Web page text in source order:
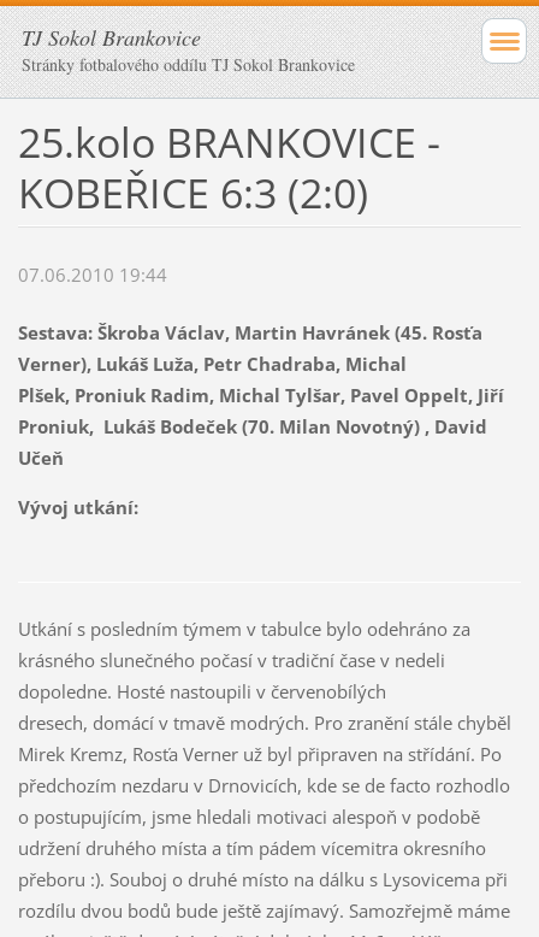
TJ Sokol Brankovice
Stránky fotbalového oddílu TJ Sokol Brankovice
25.kolo BRANKOVICE -
KOBEŘICE 6:3 (2:0)
07.06.2010 19:44
Sestava:Škroba Václav, Martin Havránek (45. Rosťa
Verner), Lukáš Luža, Petr Chadraba, Michal
Plšek, Proniuk Radim, Michal Tylšar, Pavel Oppelt, Jiří
Proniuk, Lukáš Bodeček (70. Milan Novotný) , David
Učeň
Vývoj utkání:
Utkání s posledním týmem v tabulce bylo odehráno za
krásného slunečného počasí v tradiční čase v nedeli
dopoledne. Hosté nastoupili v červenobílých
dresech, domácí v tmavě modrých. Pro zranění stále chyběl
Mirek Kremz, Rosťa Verner už byl připraven na střídání. Po
předchozím nezdaru v Drnovicích, kde se de facto rozhodlo
o postupujícím, jsme hledali motivaci alespoň v podobě
udržení druhého místa a tím pádem vícemitra okresního
přeboru :). Souboj o druhé místo na dálku s Lysovicema při
rozdílu dvou bodů bude ještě zajímavý. Samozřejmě máme